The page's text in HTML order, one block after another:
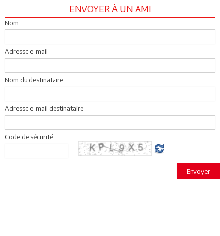
ENVOYER À UN AMI
Nom
Adresse e-mail
Nom du destinataire
Adresse e-mail destinataire
Code de sécurité
Envoyer